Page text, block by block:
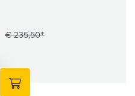
€ 235,50*